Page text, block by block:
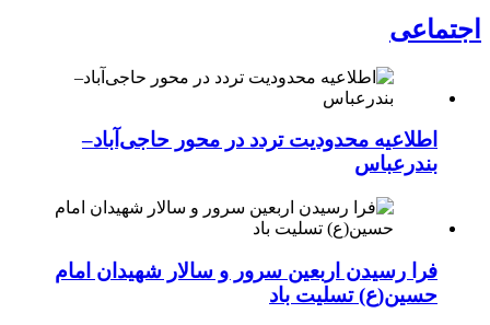
اجتماعی
اطلاعیه محدودیت تردد در محور حاجی‌آباد–
بندرعباس
فرا رسیدن اربعین سرور و سالار شهیدان امام
حسین(ع) تسلیت باد